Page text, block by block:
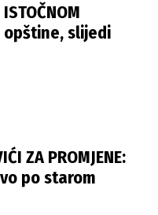
opštine, slijedi
ZA PROMJENE:
po starom